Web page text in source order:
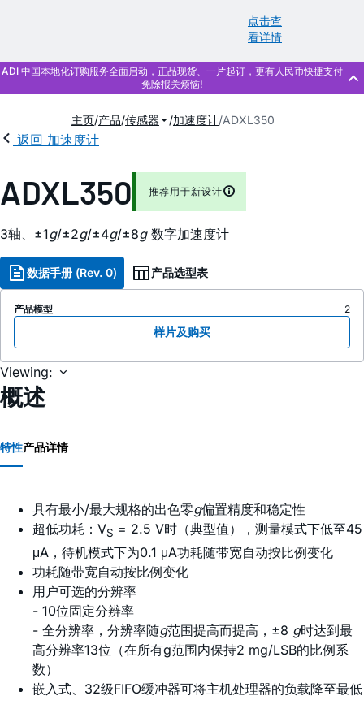
点击查
看详情
主页 产品 传感器 加速度计 ADXL350
返回 加速度计
ADXL350 推荐用于新设计
3轴、±1g/±2g/±4g/±8g数字加速度计
数据手册 (Rev. 0) 产品选型表
产品模型 2
样片及购买
Viewing:
概述
特性产品详情
具有最小/最大规格的出色零g偏置精度和稳定性
超低功耗：VS = 2.5 V时（典型值），测量模式下低至45
μA，待机模式下为0.1 μA功耗随带宽自动按比例变化
功耗随带宽自动按比例变化
用户可选的分辨率
- 10位固定分辨率
- 全分辨率，分辨率随g范围提高而提高，±8 g时达到最
高分辨率13位（在所有g范围内保持2 mg/LSB的比例系
数）
嵌入式、32级FIFO缓冲器可将主机处理器的负载降至最低